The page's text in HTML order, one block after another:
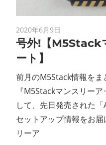
2020年6月9日
号外!【M5Stack
ート】
前月のM5Stack情報を
『M5Stackマンスリー
して、先日発売された
セットアップ情報をお
リーア